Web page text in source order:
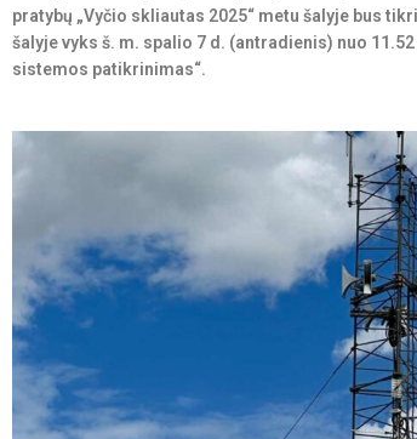
pratybų „Vyčio skliautas 2025“ metu šalyje bus
šalyje vyks š. m. spalio 7 d. (antradienis) nuo
sistemos patikrinimas“.